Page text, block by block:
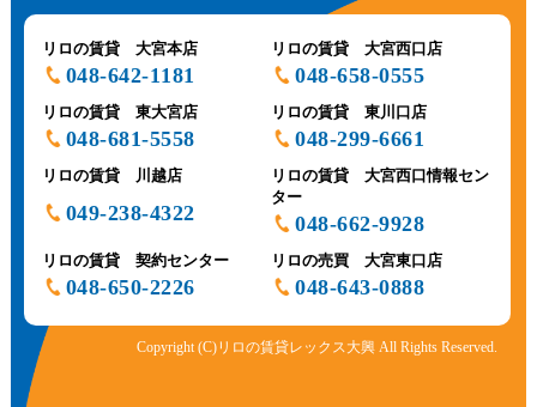
リロの賃貸 大宮本店
048-642-1181
リロの賃貸 大宮西口店
048-658-0555
リロの賃貸 東大宮店
048-681-5558
リロの賃貸 東川口店
048-299-6661
リロの賃貸 川越店
049-238-4322
リロの賃貸 大宮西口情報セン
ター
048-662-9928
リロの賃貸 契約センター
048-650-2226
リロの売買 大宮東口店
048-643-0888
Copyright (C)リロの賃貸レックス大興 All Rights Reserved.